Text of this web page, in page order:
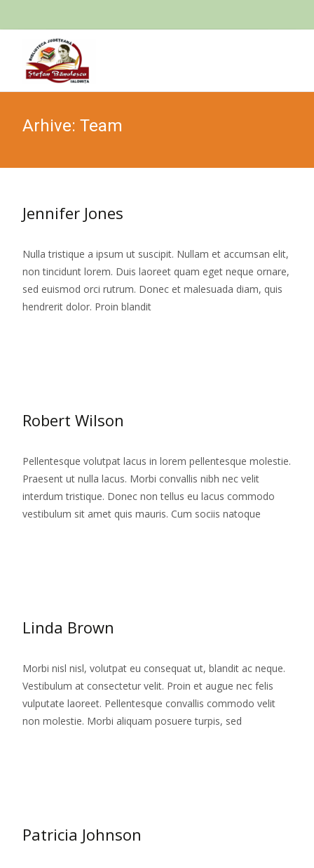
Arhive: Team
Jennifer Jones
Nulla tristique a ipsum ut suscipit. Nullam et accumsan elit,
non tincidunt lorem. Duis laoreet quam eget neque ornare,
sed euismod orci rutrum. Donec et malesuada diam, quis
hendrerit dolor. Proin blandit
Robert Wilson
Pellentesque volutpat lacus in lorem pellentesque molestie.
Praesent ut nulla lacus. Morbi convallis nibh nec velit
interdum tristique. Donec non tellus eu lacus commodo
vestibulum sit amet quis mauris. Cum sociis natoque
Linda Brown
Morbi nisl nisl, volutpat eu consequat ut, blandit ac neque.
Vestibulum at consectetur velit. Proin et augue nec felis
vulputate laoreet. Pellentesque convallis commodo velit
non molestie. Morbi aliquam posuere turpis, sed
Patricia Johnson